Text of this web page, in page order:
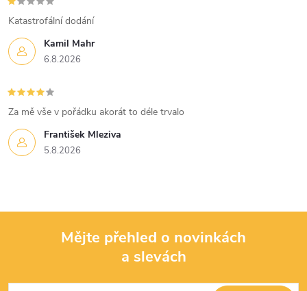
Kamil Mahr
6.8.2026
Katastrofální dodání
František Mleziva
5.8.2026
Za mě vše v pořádku akorát to déle trvalo
Mějte přehled o novinkách
a slevách